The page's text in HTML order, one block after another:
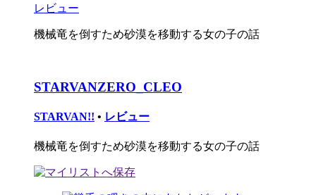
レビュー
機械竜を倒すため砂漠を移動する女の子の話
STARVANZERO_CLEO
STARVAN!! • レビュー
機械竜を倒すため砂漠を移動する女の子の話